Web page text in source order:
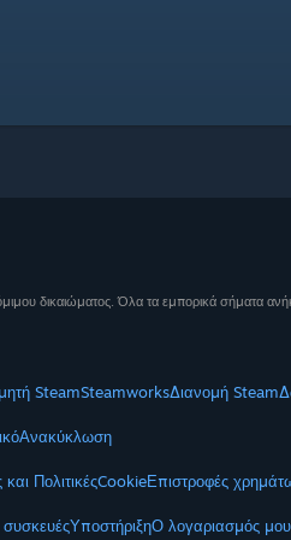
δικαιώματος. Όλα τα εμπορικά σήματα
SteamSteamworksΔιανομή Steam
Ανακύκλωση
ΠολιτικέςCookieΕπιστροφές
ΥποστήριξηΟ λογαριασμός μου